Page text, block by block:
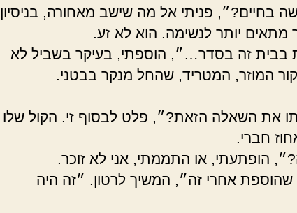
בחיים?״, פניתי אל מה שישב מאחורה, בניסיון
מתאים יותר לנשימה. הוא לא זע.
זה בסדר…״, הוספתי, בעיקר בשביל לא
המוזר, המטריד, שהחל מנקר בבטני.
את השאלה הזאת?״, פלט לבסוף זי. הקול שלו
חברי.
הופתעתי, או התממתי, אני לא זוכר.
שהוספת אחרי זה״, המשיך לרטון. ״זה היה